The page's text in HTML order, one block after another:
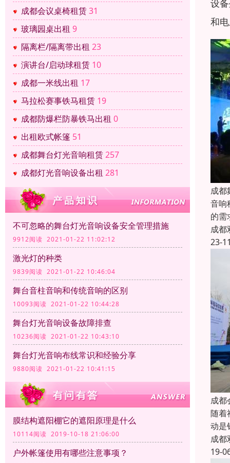
成都会议桌椅租赁31
玻璃园桌出租 9
隔离栏/隔离带出租 23
演讲台/启动球租赁 10
成都一米线出租 17
马拉松赛事铁马租赁 19
成都防爆栏防暴铁马出租 0
出租欧式帐篷 51
成都舞台灯光音响租赁257
成都灯光音响设备出租 281
不可忽略的舞台灯光音响设备安全管理措施
9912阅读 2021-01-22 11:02:12
激光灯的种类
9839阅读 2021-01-22 10:46:04
舞台音柱音响和传统音响的区别
10093阅读 2021-01-22 10:44:28
舞台灯光音响设备故障排查
10236阅读 2021-01-22 10:43:10
舞台灯光音响布线常识和经验分享
9880阅读 2021-01-22 10:41:15
膜结构遮阳棚它的遮阳原理是什么
10114阅读 2019-10-18 21:06:00
户外帐篷使用有哪些注意事项？
设
和
成都
音响
的需
成都
23-
成都
随着
动是
成都
19-